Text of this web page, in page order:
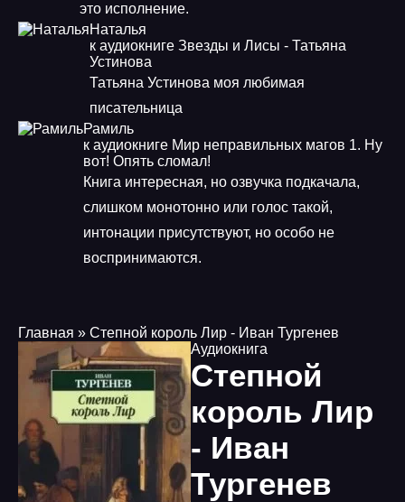
это исполнение.
Наталья
к аудиокниге Звезды и Лисы - Татьяна
Устинова
Татьяна Устинова моя любимая
писательница
Рамиль
к аудиокниге Мир неправильных магов 1. Ну
вот! Опять сломал!
Книга интересная, но озвучка подкачала,
слишком монотонно или голос такой,
интонации присутствуют, но особо не
воспринимаются.
Главная » Степной король Лир - Иван Тургенев
Аудиокнига
Степной
король Лир
- Иван
Тургенев